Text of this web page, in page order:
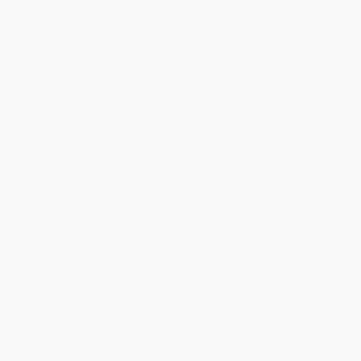
Super League stars who shone at Euro 2022